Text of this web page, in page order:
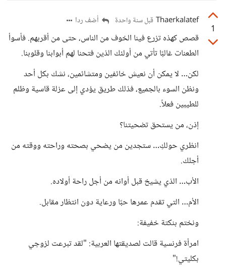
1
Thaerkalatef قبل سنة واحدة أضف ردا
قصص كهذه تزرع فينا الخوف من الناس، حتى من أقربهم. فأسوأ
الطعنات غالبًا تأتي من أولئك الذين فتحنا لهم أبوابنا وقلوبنا.
لكن… لا يمكن أن نعيش خائفين ومتشائمين، نشك بكل أحد
ونظن السوء بالجميع، فذلك طريق يؤدي إلى عزلة قاسية وظلم
للطيبين فعلاً.
إذن، من يستحق تضحيتنا؟
انظري حولكِ… ستجدين من يضحي بصحته وراحته ووقته من
أجلك.
الأب… الذي يشيخ قبل أوانه من أجل راحة أولاده.
الأم… التي تقدم عمرها حبًا ورعاية دون انتظار مقابل.
ونختم بنكتة خفيفة:
امرأة فرنسية قالت لصديقتها العربية: "لقد تبرعت لزوجي
بكليتي!"